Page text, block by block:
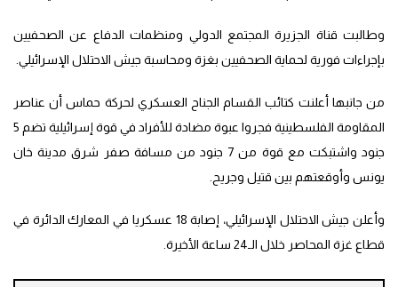
وطالبت قناة الجزيرة المجتمع الدولي ومنظمات الدفاع عن الصحفيين
بإجراءات فورية لحماية الصحفيين بغزة ومحاسبة جيش الاحتلال الإسرائيلي.
من جانبها أعلنت كتائب القسام الجناح العسكري لحركة حماس أن عناصر
المقاومة الفلسطينية فجروا عبوة مضادة للأفراد في قوة إسرائيلية تضم 5
جنود واشتبكت مع قوة من 7 جنود من مسافة صفر شرق مدينة خان
يونس وأوقعتهم بين قتيل وجريح.
وأعلن جيش الاحتلال الإسرائيلي، إصابة 18 عسكريا في المعارك الدائرة في
قطاع غزة المحاصر خلال الـ24 ساعة الأخيرة.